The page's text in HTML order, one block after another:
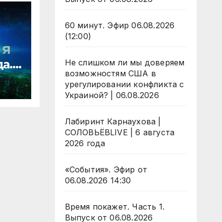
60 минут. Эфир 06.08.2026
(12:00)
Не слишком ли мы доверяем
возможностям США в
урегулировании конфликта с
Украиной? | 06.08.2026
Лабиринт Карнаухова |
СОЛОВЬЁВLIVE | 6 августа
2026 года
«События». Эфир от
06.08.2026 14:30
Время покажет. Часть 1.
Выпуск от 06.08.2026